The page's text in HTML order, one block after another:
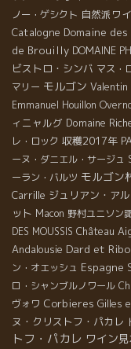
ノー・ゲシクト 自然派ワ
Catalogne Domaine
de Brouilly DOMAINE
ビストロ・シンバ マス・
マリー モルゴン Valentin
Emmanuel Houillon
ィニャルグ Domaine
レ・ロック 収穫2017年
ーヌ・ダニエル・サージュ
ーラン・バルツ モルゴン
Carrille ジュリアン・ア
ット Macon 野村ユニソン
DES MOUSSIS Château
Andalousie Dard et Ribo
ン・オエッシュ Espagne
ロ・シャンブルノワール
ヴォワ Corbieres Gilles
ヌ・クリストフ・パカレ
トフ・パカレ ワイン